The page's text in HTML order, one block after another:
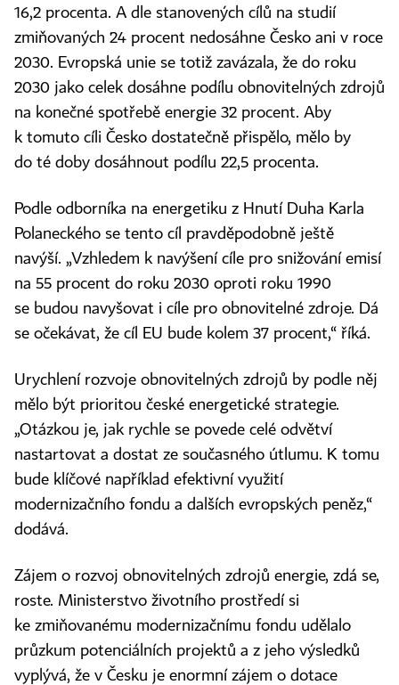
16,2 procenta. A dle stanovených cílů na studií
zmiňovaných 24 procent nedosáhne Česko ani v roce
2030. Evropská unie se totiž zavázala, že do roku
2030 jako celek dosáhne podílu obnovitelných zdrojů
na konečné spotřebě energie 32 procent. Aby
k tomuto cíli Česko dostatečně přispělo, mělo by
do té doby dosáhnout podílu 22,5 procenta.
Podle odborníka na energetiku z Hnutí Duha Karla
Polaneckého se tento cíl pravděpodobně ještě
navýší. „Vzhledem k navýšení cíle pro snižování emisí
na 55 procent do roku 2030 oproti roku 1990
se budou navyšovat i cíle pro obnovitelné zdroje. Dá
se očekávat, že cíl EU bude kolem 37 procent,“ říká.
Urychlení rozvoje obnovitelných zdrojů by podle něj
mělo být prioritou české energetické strategie.
„Otázkou je, jak rychle se povede celé odvětví
nastartovat a dostat ze současného útlumu. K tomu
bude klíčové například efektivní využití
modernizačního fondu a dalších evropských peněz,“
dodává.
Zájem o rozvoj obnovitelných zdrojů energie, zdá se,
roste. Ministerstvo životního prostředí si
ke zmiňovanému modernizačnímu fondu udělalo
průzkum potenciálních projektů a z jeho výsledků
vyplývá, že v Česku je enormní zájem o dotace